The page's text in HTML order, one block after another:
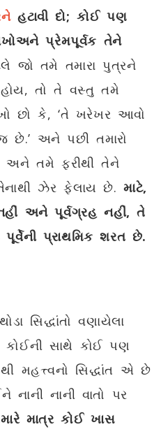
હટાવી દો;કોઈ પણ
અને પ્રેમપૂર્વક તેને
જો તમે તમારા પુત્રને
તો તે વસ્તુ તમે
છો કે, ‘તે ખરેખર આવો
અને પછી તમારો
અને તમે ફરીથી તેને
ઝેર ફેલાય છે.માટે,
અને પૂર્વગ્રહ નહીં, તે
પ્રાથમિક શરત છે.
સિદ્ધાંતો વણાયેલા
કોઈની સાથે કોઈ પણ
મહત્ત્વનો સિદ્ધાંત એ છે
નાની વાતો પર
માત્ર કોઈ ખાસ